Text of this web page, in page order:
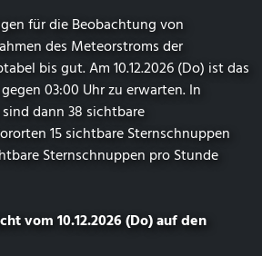
für die Beobachtung von
des Meteorstroms der
bis gut. Am 10.12.2026 (Do) ist das
03:00 Uhr zu erwarten. In
dann 38 sichtbare
15 sichtbare Sternschnuppen
Sternschnuppen pro Stunde
vom 10.12.2026 (Do) auf den